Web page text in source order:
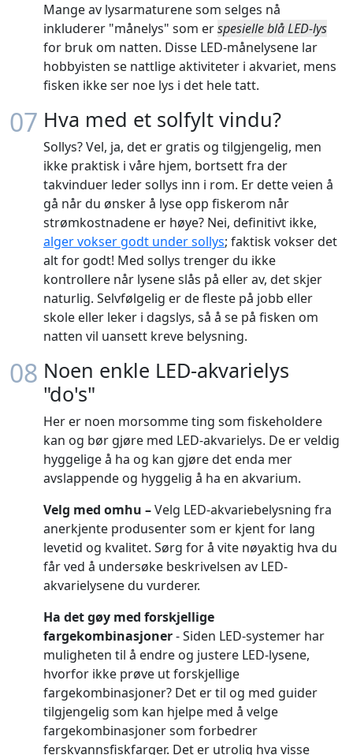
Mange av lysarmaturene som selges nå
inkluderer "månelys" som erspesielle blå LED-lys
for bruk om natten. Disse LED-månelysene lar
hobbyisten se nattlige aktiviteter i akvariet, mens
fisken ikke ser noe lys i det hele tatt.
07 Hva med et solfylt vindu?
Sollys? Vel, ja, det er gratis og tilgjengelig, men
ikke praktisk i våre hjem, bortsett fra der
takvinduer leder sollys inn i rom. Er dette veien å
gå når du ønsker å lyse opp fiskerom når
strømkostnadene er høye? Nei, definitivt ikke,
alger vokser godt under sollys; faktisk vokser det
alt for godt! Med sollys trenger du ikke
kontrollere når lysene slås på eller av, det skjer
naturlig. Selvfølgelig er de fleste på jobb eller
skole eller leker i dagslys, så å se på fisken om
natten vil uansett kreve belysning.
08 Noen enkle LED-akvarielys
"do's"
Her er noen morsomme ting som fiskeholdere
kan og bør gjøre med LED-akvarielys. De er veldig
hyggelige å ha og kan gjøre det enda mer
avslappende og hyggelig å ha en akvarium.
Velg med omhu –Velg LED-akvariebelysning fra
anerkjente produsenter som er kjent for lang
levetid og kvalitet. Sørg for å vite nøyaktig hva du
får ved å undersøke beskrivelsen av LED-
akvarielysene du vurderer.
Ha det gøy med forskjellige
fargekombinasjoner- Siden LED-systemer har
muligheten til å endre og justere LED-lysene,
hvorfor ikke prøve ut forskjellige
fargekombinasjoner? Det er til og med guider
tilgjengelig som kan hjelpe med å velge
fargekombinasjoner som forbedrer
ferskvannsfiskfarger. Det er utrolig hva visse